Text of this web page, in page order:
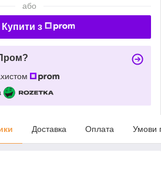
або
Купити з
Доставка Оплата Умови